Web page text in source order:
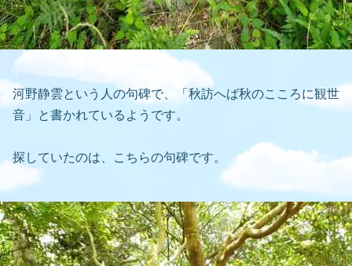
河野静雲という人の句碑で、「秋訪へば秋のこころに観世
音」と書かれているようです。
探していたのは、こちらの句碑です。